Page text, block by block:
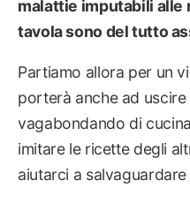
malattie imputabili alle
tavola sono del tutto
Partiamo allora per un
porterà anche ad
vagabondando di
imitare le ricette degli
aiutarci a